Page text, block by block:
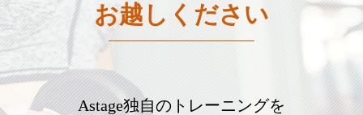
お越しください
Astage独自のトレーニングを